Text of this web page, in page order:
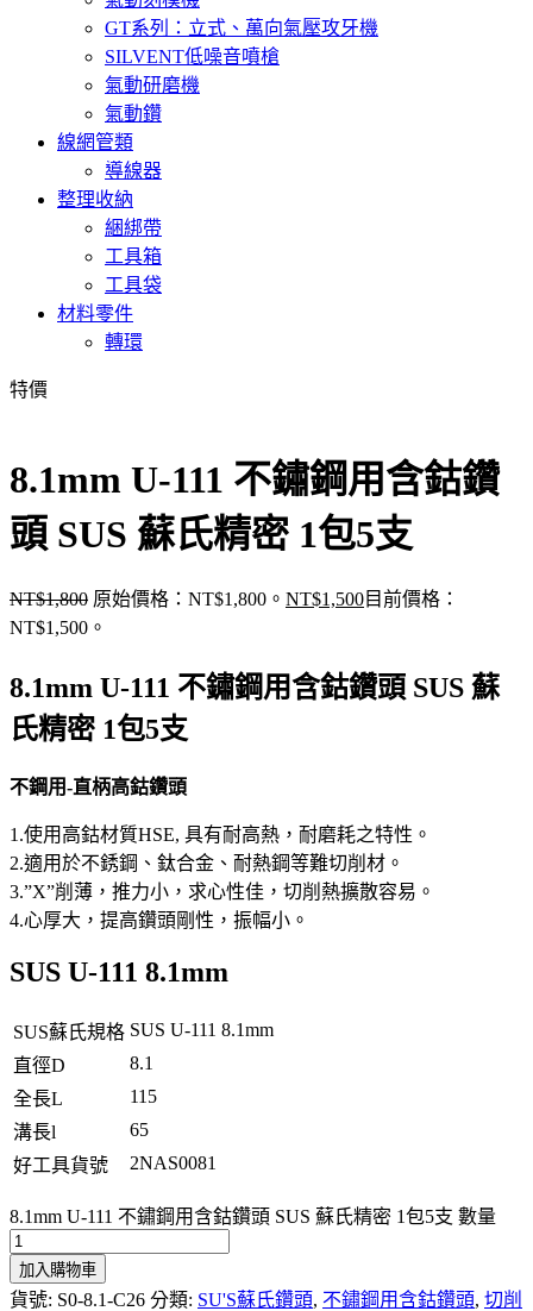
GT系列：立式、萬向氣壓攻牙機
SILVENT低噪音噴槍
氣動研磨機
氣動鑽
線網管類
導線器
整理收納
綑綁帶
工具箱
工具袋
材料零件
轉環
特價
8.1mm U-111 不鏽鋼用含鈷鑽
頭 SUS 蘇氏精密 1包5支
NT$1,800 原始價格：NT$1,800。 NT$1,500目前價格：
NT$1,500。
8.1mm U-111 不鏽鋼用含鈷鑽頭 SUS 蘇
氏精密 1包5支
不鋼用-直柄高鈷鑽頭
1.使用高鈷材質HSE, 具有耐高熱，耐磨耗之特性。
2.適用於不銹鋼、鈦合金、耐熱鋼等難切削材。
3.”X”削薄，推力小，求心性佳，切削熱擴散容易。
4.心厚大，提高鑽頭剛性，振幅小。
SUS U-111 8.1mm
SUS蘇氏規格 SUS U-111 8.1mm
直徑D
8.1
全長L
115
溝長l
65
好工具貨號
2NAS0081
8.1mm U-111 不鏽鋼用含鈷鑽頭 SUS 蘇氏精密 1包5支 數量
加入購物車
貨號: S0-8.1-C26 分類: SU'S蘇氏鑽頭, 不鏽鋼用含鈷鑽頭, 切削